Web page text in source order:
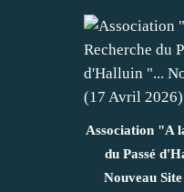
Association "A
du Passé
Nouveau